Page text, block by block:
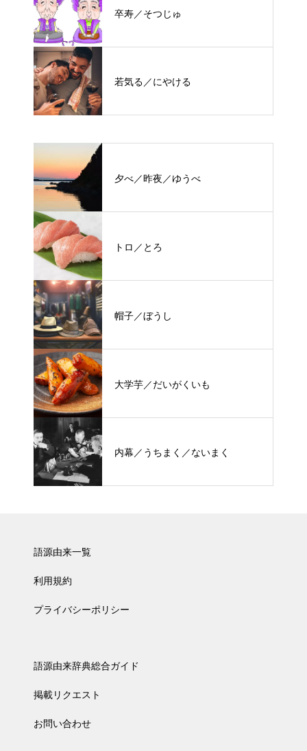
卒寿／そつじゅ
若気る／にやける
夕べ／昨夜／ゆうべ
トロ／とろ
帽子／ぼうし
大学芋／だいがくいも
内幕／うちまく／ないまく
語源由来一覧
利用規約
プライバシーポリシー
語源由来辞典総合ガイド
掲載リクエスト
お問い合わせ